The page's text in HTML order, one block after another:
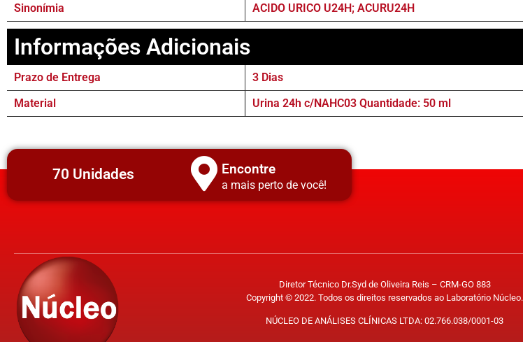
Sinonímia ACIDO URICO U24H; ACURU24H
Informações Adicionais
Prazo de Entrega
3 Dias
Material
Urina 24h c/NAHC03 Quantidade: 50 ml
70 Unidades Encontre
a mais perto de você!
Diretor Técnico Dr.Syd de Oliveira Reis – CRM-GO 883
Copyright © 2022. Todos os direitos reservados ao Laboratório Núcleo.
NÚCLEO DE ANÁLISES CLÍNICAS LTDA: 02.766.038/0001-03